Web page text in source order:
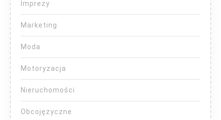
Imprezy
Marketing
Moda
Motoryzacja
Nieruchomości
Obcojęzyczne